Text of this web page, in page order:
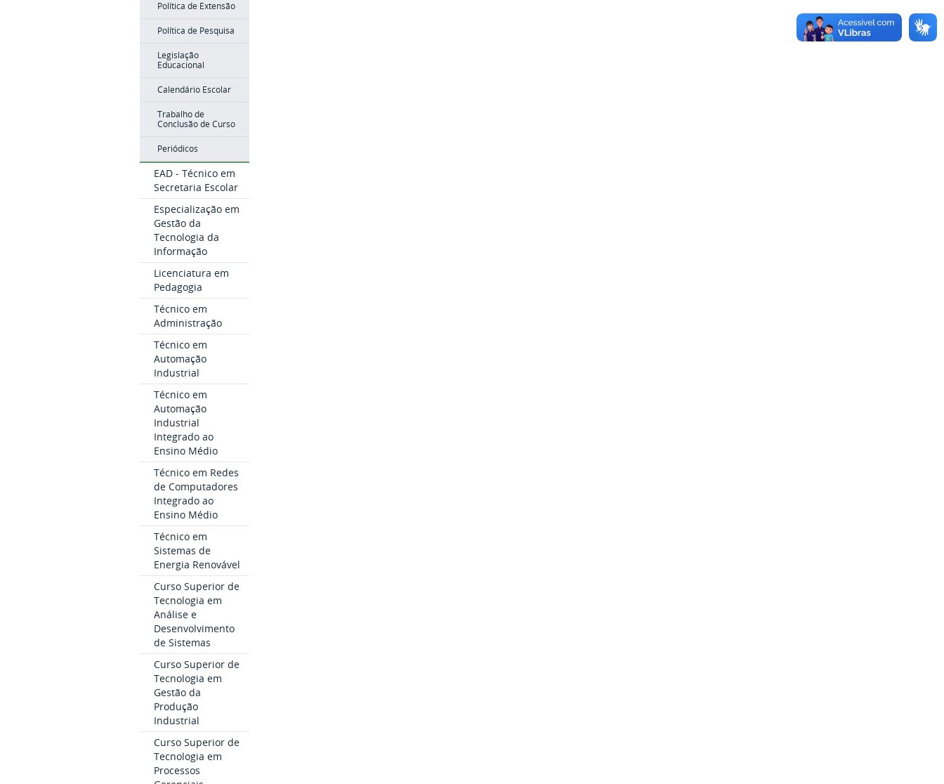
Política de Extensão
Política de Pesquisa
Legislação
Educacional
Calendário Escolar
Trabalho de
Conclusão de Curso
Periódicos
EAD - Técnico em
Secretaria Escolar
Especialização em
Gestão da
Tecnologia da
Informação
Licenciatura em
Pedagogia
Técnico em
Administração
Técnico em
Automação
Industrial
Técnico em
Automação
Industrial
Integrado ao
Ensino Médio
Técnico em Redes
de Computadores
Integrado ao
Ensino Médio
Técnico em
Sistemas de
Energia Renovável
Curso Superior de
Tecnologia em
Análise e
Desenvolvimento
de Sistemas
Curso Superior de
Tecnologia em
Gestão da
Produção
Industrial
Curso Superior de
Tecnologia em
Processos